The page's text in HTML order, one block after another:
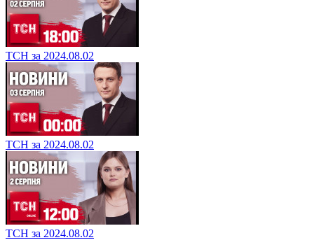
ТСН за 2024.08.02
ТСН за 2024.08.02
ТСН за 2024.08.02